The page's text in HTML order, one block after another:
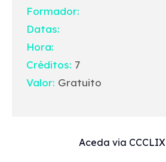
Formador:
Datas:
Hora:
Créditos: 7
Valor: Gratuito
Aceda via CCCLIX